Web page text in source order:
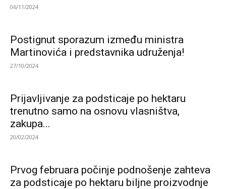
06/11/2024
Postignut sporazum između ministra
Martinovića i predstavnika udruženja!
27/10/2024
Prijavljivanje za podsticaje po hektaru
trenutno samo na osnovu vlasništva,
zakupa...
20/02/2024
Prvog februara počinje podnošenje zahteva
za podsticaje po hektaru biljne proizvodnje